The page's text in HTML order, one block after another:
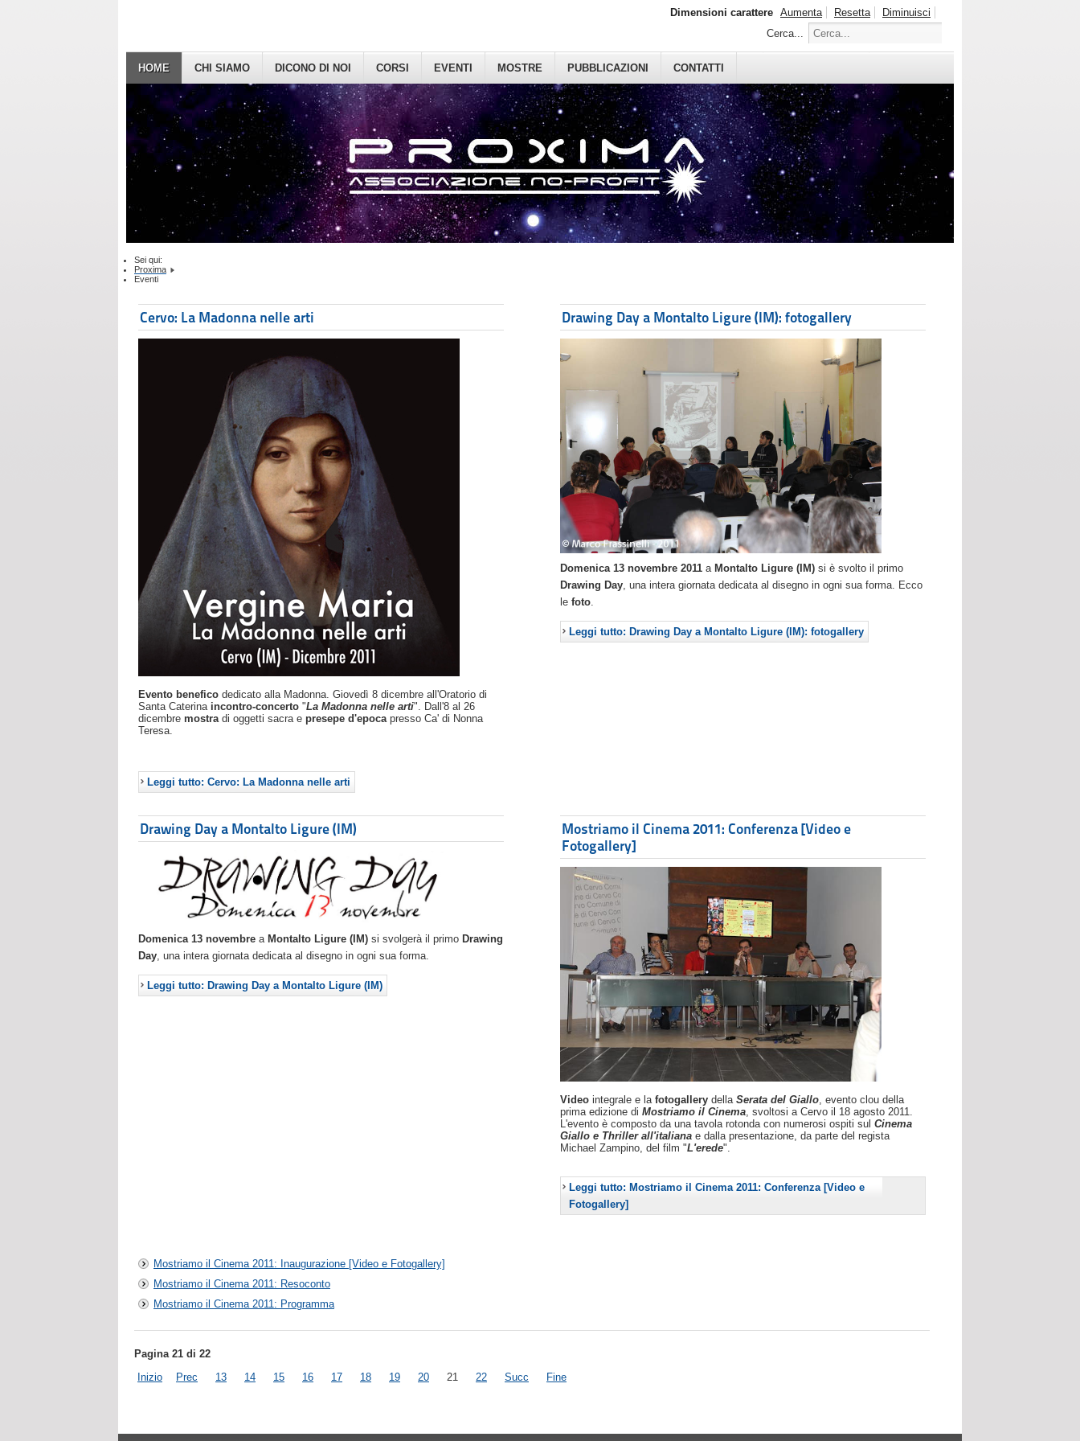
HOME CHI SIAMO DICONO DI NOI CORSI EVENTI MOSTRE PUBBLICAZIONI CONTATTI
Dimensioni carattere Aumenta Resetta
Diminuisci
Cerca...
Sei qui:
Proxima
Eventi
Cervo: La Madonna nelle arti
Evento benefico dedicato alla Madonna. Giovedì 8 dicembre all'Oratorio di
Santa Caterina incontro-concerto "La Madonna nelle arti". Dall'8 al 26
dicembre mostradi oggetti sacra e presepe d'epocapresso Ca' di Nonna
Teresa.
Leggi tutto: Cervo: La Madonna nelle arti
Drawing Day a Montalto Ligure (IM): fotogallery
Domenica 13 novembre 2011a Montalto Ligure (IM)si è svolto il primo
Drawing Day, una intera giornata dedicata al disegno in ogni sua forma. Ecco
le foto.
Leggi tutto: Drawing Day a Montalto Ligure (IM): fotogallery
Drawing Day a Montalto Ligure (IM)
Domenica 13 novembre a Montalto Ligure (IM) si svolgerà il primo Drawing
Day , una intera giornata dedicata al disegno in ogni sua forma.
Leggi tutto: Drawing Day a Montalto Ligure (IM)
Mostriamo il Cinema 2011: Conferenza [Video e
Fotogallery]
Videointegrale e la fotogallerydella Serata del Giallo, evento clou della
prima edizione di Mostriamo il Cinema, svoltosi a Cervo il 18 agosto 2011.
L'evento è composto da una tavola rotonda con numerosi ospiti sul Cinema
Giallo e Thriller all'italianae dalla presentazione, da parte del regista
Michael Zampino, del film "L'erede".
Leggi tutto: Mostriamo il Cinema 2011: Conferenza [Video e
Fotogallery]
Mostriamo il Cinema 2011: Inaugurazione [Video e Fotogallery]
Mostriamo il Cinema 2011: Resoconto
Mostriamo il Cinema 2011: Programma
Pagina 21 di 22
Inizio
Prec 13 14 15 16 17 18 19 20 21 22 Succ Fine